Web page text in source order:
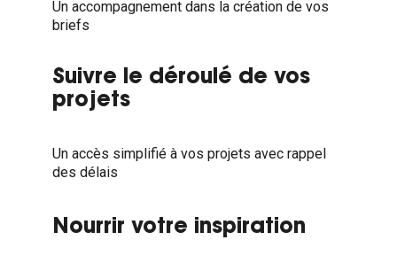
Un accompagnement dans la création de vos
briefs
Suivre le déroulé de vos
projets
Un accès simplifié à vos projets avec rappel
des délais
Nourrir votre inspiration